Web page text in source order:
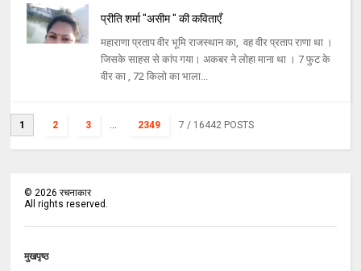
प्रीति शर्मा "असीम " की कविताएँ
महाराणा प्रताप वीर भूमि राजस्थान का, वह वीर प्रताप राणा था ।
जिसके साहस से कांप गया। अकबर ने लोहा माना था । 7 फुट के
वीर का , 72 किलो का भाला...
1 2 3 ... 2349 7 / 16442 POSTS
©2026 रचनाकार
All rights reserved.
मुखपृष्ठ